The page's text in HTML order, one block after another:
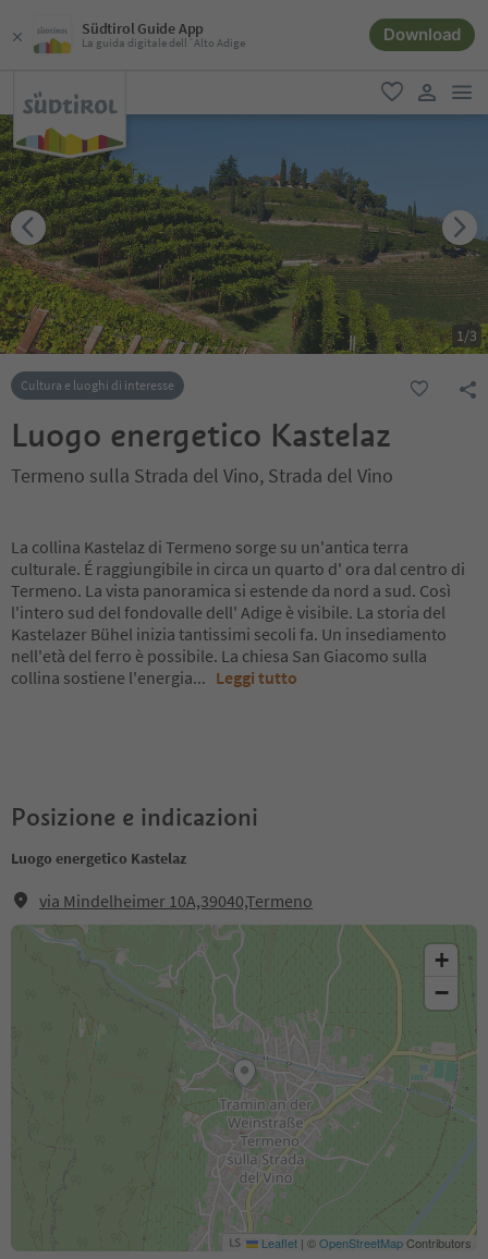
Südtirol Guide App
La guida digitale dell´Alto Adige Download
favoriti
user link
1/3
Cultura e luoghi di interesse
Luogo energetico Kastelaz
Termeno sulla Strada del Vino, Strada del Vino
La collina Kastelaz di Termeno sorge su un'antica terra
culturale. É raggiungibile in circa un quarto d' ora dal centro di
Termeno. La vista panoramica si estende da nord a sud. Così
l'intero sud del fondovalle dell' Adige è visibile. La storia del
Kastelazer Bühel inizia tantissimi secoli fa. Un insediamento
nell'età del ferro è possibile. La chiesa San Giacomo sulla
collina sostiene l'energia... Leggi tutto
Posizione e indicazioni
Luogo energetico Kastelaz
via Mindelheimer 10A,39040,Termeno
+
−
Leaflet | ©OpenStreetMapContributors